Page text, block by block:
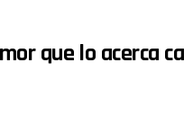
que lo acerca